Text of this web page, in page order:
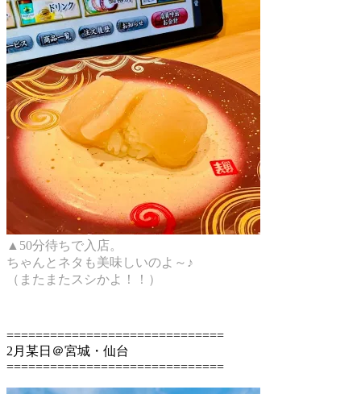
▲50分待ちで入店。
ちゃんとネタも美味しいのよ～♪
（またまたスシかよ！！）
==============================
2月某日＠宮城・仙台
==============================